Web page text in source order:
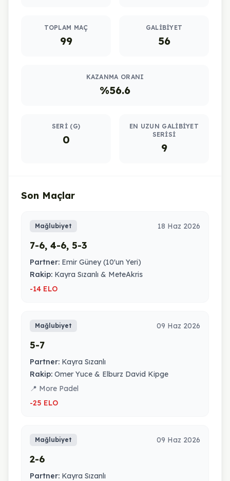
TOPLAM MAÇ
99
GALIBIYET
56
KAZANMA ORANI
%56.6
SERI (G)
0
EN UZUN GALIBIYET
SERISI
9
Son Maçlar
Mağlubiyet 18 Haz 2026
7-6, 4-6, 5-3
Partner: Emir Güney (10'un Yeri)
Rakip: Kayra Sızanlı & MeteAkris
-14 ELO
Mağlubiyet 09 Haz 2026
5-7
Partner: Kayra Sızanlı
Rakip: Omer Yuce & Elburz David Kipge
📍 More Padel
-25 ELO
Mağlubiyet 09 Haz 2026
2-6
Partner: Kayra Sızanlı